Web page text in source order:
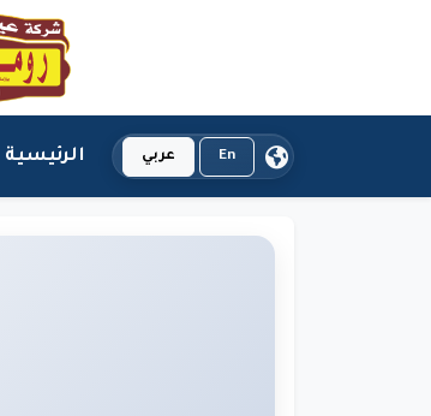
En عربي الرئيسية